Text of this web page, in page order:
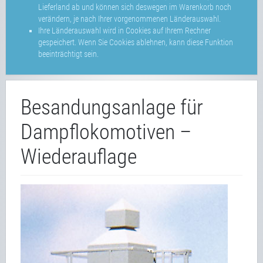
Lieferland ab und können sich deswegen im Warenkorb noch
verändern, je nach Ihrer vorgenommenen Länderauswahl.
Ihre Länderauswahl wird in Cookies auf Ihrem Rechner
gespeichert. Wenn Sie Cookies ablehnen, kann diese Funktion
beeinträchtigt sein.
Besandungsanlage für
Dampflokomotiven –
Wiederauflage